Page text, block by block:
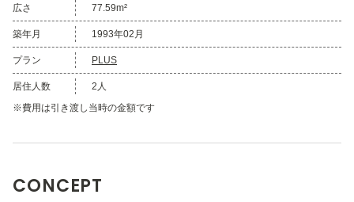
広さ 77.59m²
築年月 1993年02月
プラン PLUS
居住人数
2人
※費用は引き渡し当時の金額です
CONCEPT